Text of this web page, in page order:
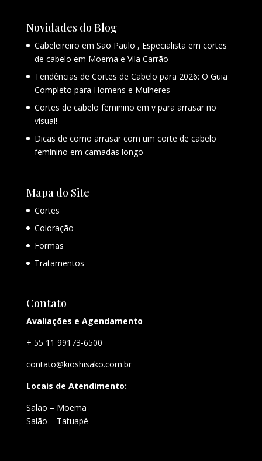
Novidades do Blog
Cabeleireiro em São Paulo , Especialista em cortes
de cabelo em Moema e Vila Carrão
Tendências de Cortes de Cabelo para 2026: O Guia
Completo para Homens e Mulheres
Cortes de cabelo feminino em v para arrasar no
visual!
Dicas de como arrasar com um corte de cabelo
feminino em camadas longo
Mapa do Site
Cortes
Coloração
Formas
Tratamentos
Contato
Avaliações e Agendamento
+ 55 11 99173-6500
contato@kioshisako.com.br
Locais de Atendimento:
Salão – Moema
Salão – Tatuapé